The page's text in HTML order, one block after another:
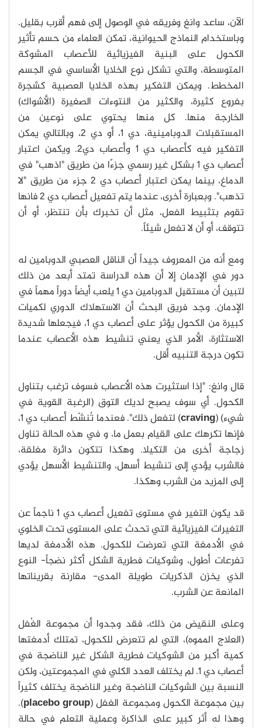
الآن، ساعد وانغ وفريقه في الوصول إلى فهم أقرب بقليل.
وباستخدام النماذج الحيوانية، تمكن العلماء من حسم تأثير
الكحول على البنية الفيزيائية للأعصاب المشوكة
المتوسطة، والتي تشكل نوع الخلايا الأساسي في الجسم
المخطط. ويمكن التفكير بهذه الخلايا العصبية كشجرة
بفروع كثيرة، والكثير من النتوءات الصغيرة (الأشواك)
الخارجة منها. كل منها يحتوي على نوعين من
المستقبلات الدوبامينية، دي 1، أو دي 2، وبالتالي يمكن
التفكير فيه كأعصاب دي 1 وأعصاب دي2. ويكمن اعتبار
أعصاب دي 1 بشكل غير رسمي جزءًا من طريق "اذهب" في
الدماغ، بينما يمكن اعتبار أعصاب دي 2 جزء من طريق "لا
تذهب". وبعبارة أخرى، عندما يتم تفعيل أعصاب دي 2 فانها
تقوم بتثبيط الفعل، مثل أن تخبرك بأن تنتظر، أو أن
تتوقف، أو أن لا تفعل شيئاً.
ومع أنه من المعروف جيداً أن الناقل العصبي الدوبامين له
دور في الإدمان إلا أن هذه الدراسة تمتد أبعد من ذلك
لتبين أن مستقبِل الدوبامين دي 1 يلعب أيضاً دوراً مهماً في
الإدمان. وجد فريق البحث أن الاستهلاك الدوري لكميات
كبيرة من الكحول يؤثر على أعصاب دي 1، فيجعلها شديدة
الاستثارة، الأمر الذي يعني تنشيط هذه الأعصاب عندما
تكون درجة التنبيه أقل.
قال وانغ: "إذا استثيرت هذه الأعصاب فسوف ترغب بتناول
الكحول. أي سوف يصبح لديك التوق (الرغبة القوية في
شيء) (craving
) لتفعل ذلك". فعندما تُنشّط أعصاب دي 1،
فإنها تكرهك على القيام بعمل ما، و في هذه الحالة تناول
زجاجة أخرى من التكيلا. وهكذا تتكون دائرة مغلقة،
فالشرب يؤدي إلى تنشيط أسهل، والتنشيط الأسهل يؤدي
إلى المزيد من الشرب وهكذا.
قد يكون التغير في مستوى تفعيل أعصاب دي 1 ناجماً عن
التغيرات الفيزيائية التي تحدث على المستوى تحت الخلوي
في الأدمغة التي تعرضت للكحول. هذه الأدمغة لديها
تفرعات أطول، وشوكيات فطرية الشكل أكثر نضجاً- النوع
الذي يخزن الذكريات طويلة المدى- مقارنة بقريناتها
المانعة عن الشرب.
وعلى النقيض من ذلك، فقد وجدوا أن مجموعة الغُفل
(العلاج المموه)، التي لم تتعرض للكحول، تمتلك أدمغتها
كمية أكبر من الشوكيات فطرية الشكل غير الناضجة في
أعصاب دي 1. لم يختلف العدد الكلي في المجموعتين، ولكن
النسبة بين الشوكيات الناضجة وغير الناضجة يختلف كثيراً
بين مجموعة الكحول ومجموعة الغفل (placebo group
).
وهذا له أثر كبير على الذاكرة وعملية التعلم في حالة